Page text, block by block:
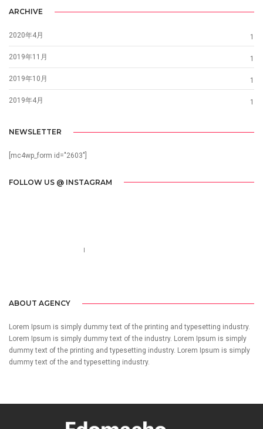
ARCHIVE
2020年4月 1
2019年11月 1
2019年10月 1
2019年4月 1
NEWSLETTER
[mc4wp_form id="2603"]
FOLLOW US @ INSTAGRAM
ABOUT AGENCY
Lorem Ipsum is simply dummy text of the printing and typesetting industry.
Lorem Ipsum is simply dummy text of the industry. Lorem Ipsum is simply
dummy text of the printing and typesetting industry. Lorem Ipsum is simply
dummy text of the and typesetting industry.